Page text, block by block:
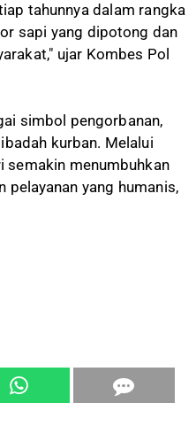
tahunnya dalam rangka
sapi yang dipotong dan
ujar Kombes Pol
simbol pengorbanan,
kurban. Melalui
semakin menumbuhkan
pelayanan yang humanis,